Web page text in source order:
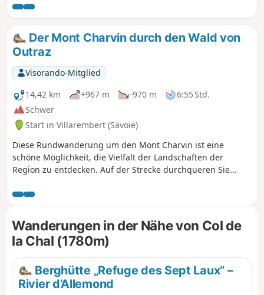
des Arvins). Diese Wege führen an den Almen entlang, wo
man unseren Freunden, den Kühen, begegnen kann. Der
Abstieg erfolgt über einen etwas wildromantischeren, aber
unproblematischen Pfad. Da es mehrere kleine Wege gibt,
sind verschiedene Varianten möglich.
Der Mont Charvin durch den Wald von
Outraz
Visorando-Mitglied
14,42 km
+967 m -970 m
6:55 Std.
Schwer
Start in Villarembert (Savoie)
Diese Rundwanderung um den Mont Charvin ist eine
schöne Möglichkeit, die Vielfalt der Landschaften der
Region zu entdecken. Auf der Strecke durchqueren Sie
herrlichen Panoramablicken und kommen an malerischen
Bergdörfern vorbei. Vom Gipfel des Mont Charvin aus hat
man einen atemberaubenden Blick auf das Maurienne-Tal
und die umliegenden Berge. Die abwechslungsreiche Route
ermöglicht es Ihnen, den Charme der Gegend in vollen
Zügen zu genießen, und ist dennoch auch für
Gelegenheitswanderer geeignet. Eine ideale Tour für einen
Ausflug voller Entdeckungen und Ruhe.
Wanderungen in der Nähe von Col de
la Chal (1780m)
Berghütte „Refuge des Sept Laux“ –
Rivier d’Allemond